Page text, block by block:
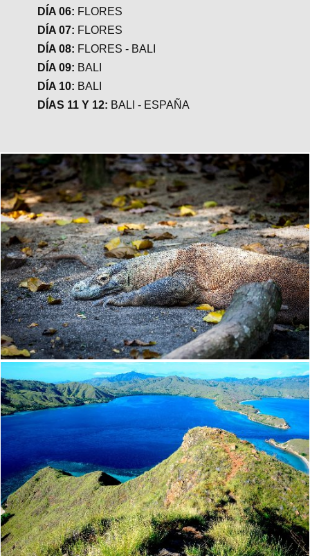
DÍA 06: FLORES
DÍA 07: FLORES
DÍA 08: FLORES - BALI
DÍA 09: BALI
DÍA 10: BALI
DÍAS 11 Y 12: BALI - ESPAÑA